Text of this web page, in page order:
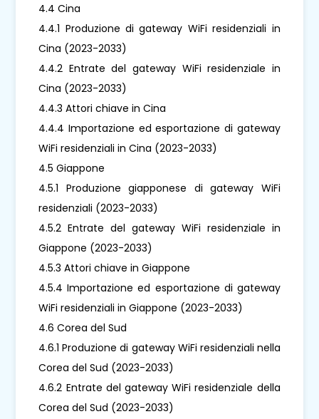
4.4 Cina
4.4.1 Produzione di gateway WiFi residenziali in
Cina (2023-2033)
4.4.2 Entrate del gateway WiFi residenziale in
Cina (2023-2033)
4.4.3 Attori chiave in Cina
4.4.4 Importazione ed esportazione di gateway
WiFi residenziali in Cina (2023-2033)
4.5 Giappone
4.5.1 Produzione giapponese di gateway WiFi
residenziali (2023-2033)
4.5.2 Entrate del gateway WiFi residenziale in
Giappone (2023-2033)
4.5.3 Attori chiave in Giappone
4.5.4 Importazione ed esportazione di gateway
WiFi residenziali in Giappone (2023-2033)
4.6 Corea del Sud
4.6.1 Produzione di gateway WiFi residenziali nella
Corea del Sud (2023-2033)
4.6.2 Entrate del gateway WiFi residenziale della
Corea del Sud (2023-2033)